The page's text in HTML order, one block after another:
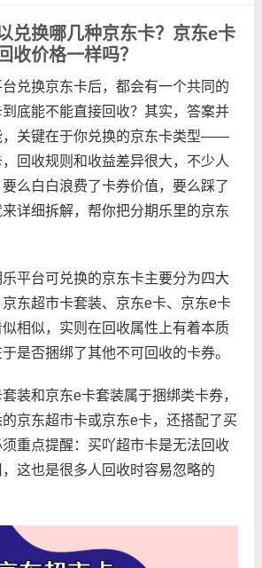
兑换哪几种京东卡？京东e卡
收价格一样吗？
兑换京东卡后，都会有一个共同的
底能不能直接回收？其实，答案并
，关键在于你兑换的京东卡类型——
回收规则和收益差异很大，不少人
么白白浪费了卡券价值，要么踩了
详细拆解，帮你把分期乐里的京东
平台可兑换的京东卡主要分为四大
东超市卡套装、京东e卡、京东e卡
相似，实则在回收属性上有着本质
是否捆绑了其他不可回收的卡券。
装和京东e卡套装属于捆绑类卡券，
京东超市卡或京东e卡，还搭配了买
重点提醒：买吖超市卡是无法回收
这也是很多人回收时容易忽略的